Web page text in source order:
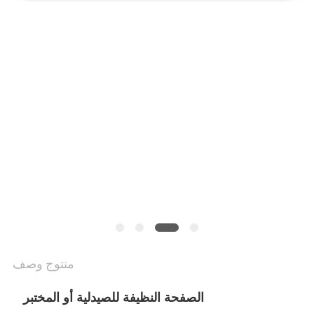
منتوج وصف
الصفحة النظيفة للصيدلية أو المختبر